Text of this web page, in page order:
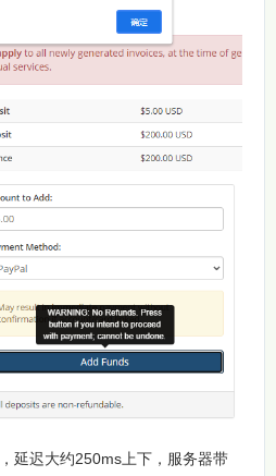
延迟大约250ms上下，服务器带